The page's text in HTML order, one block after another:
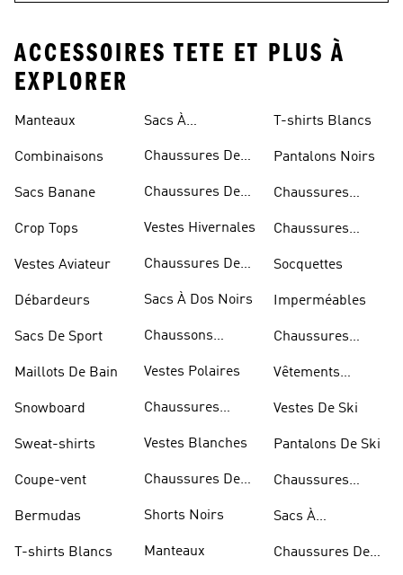
ACCESSOIRES TETE ET PLUS À
EXPLORER
Manteaux
Combinaisons
Sacs Banane
Crop Tops
Vestes Aviateur
Débardeurs
Sacs De Sport
Maillots De Bain
Snowboard
Sweat-shirts
Coupe-vent
Bermudas
T-shirts Blancs
Sacs À
Chaussures De
Chaussures De
Vestes Hivernales
Chaussures De
Sacs À Dos Noirs
Chaussons
Vestes Polaires
Chaussures
Vestes Blanches
Chaussures De
Shorts Noirs
Manteaux
T-shirts Blancs
Pantalons Noirs
Chaussures
Chaussures
Socquettes
Imperméables
Chaussures
Vêtements
Vestes De Ski
Pantalons De Ski
Chaussures
Sacs À
Chaussures De